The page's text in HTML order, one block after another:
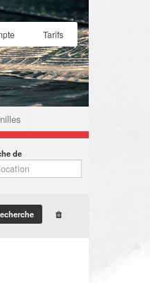
Tarifs
de